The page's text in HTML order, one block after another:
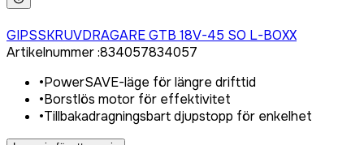
GIPSSKRUVDRAGARE GTB 18V-45 SO L-BOXX
Artikelnummer:834057834057
•PowerSAVE-läge för längre drifttid
•Borstlös motor för effektivitet
•Tillbakadragningsbart djupstopp för enkelhet